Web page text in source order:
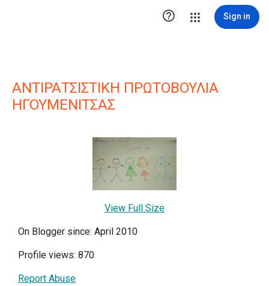
 Sign in
ΑΝΤΙΡΑΤΣΙΣΤΙΚΗ ΠΡΩΤΟΒΟΥΛΙΑ
ΗΓΟΥΜΕΝΙΤΣΑΣ
View Full Size
On Blogger since: April 2010
Profile views: 870
Report Abuse